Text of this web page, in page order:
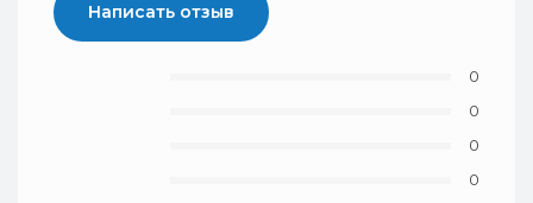
Написать отзыв
0
0
0
0